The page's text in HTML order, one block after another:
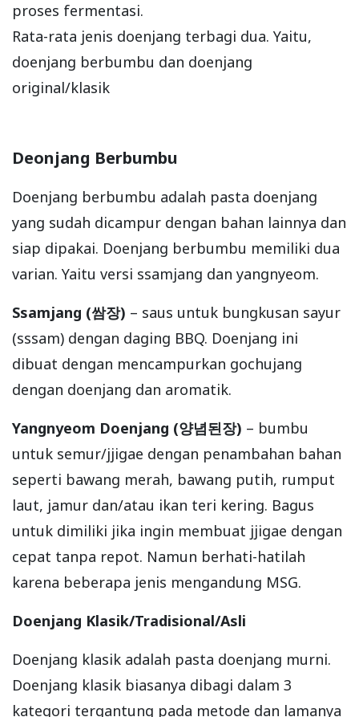
proses fermentasi.
Rata-rata jenis doenjang terbagi dua. Yaitu,
doenjang berbumbu dan doenjang
original/klasik
Deonjang Berbumbu
Doenjang berbumbu adalah pasta doenjang
yang sudah dicampur dengan bahan lainnya dan
siap dipakai. Doenjang berbumbu memiliki dua
varian. Yaitu versi ssamjang dan yangnyeom.
Ssamjang (쌈장) – saus untuk bungkusan sayur
(sssam) dengan daging BBQ. Doenjang ini
dibuat dengan mencampurkan gochujang
dengan doenjang dan aromatik.
Yangnyeom Doenjang (양념된장) – bumbu
untuk semur/jjigae dengan penambahan bahan
seperti bawang merah, bawang putih, rumput
laut, jamur dan/atau ikan teri kering. Bagus
untuk dimiliki jika ingin membuat jjigae dengan
cepat tanpa repot. Namun berhati-hatilah
karena beberapa jenis mengandung MSG.
Doenjang Klasik/Tradisional/Asli
Doenjang klasik adalah pasta doenjang murni.
Doenjang klasik biasanya dibagi dalam 3
kategori tergantung pada metode dan lamanya